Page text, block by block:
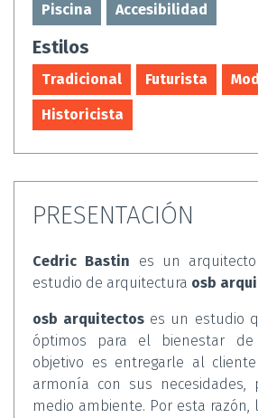
Piscina Accesibilidad
Estilos
Tradicional Futurista
Historicista
PRESENTACIÓN
Cedric Bastin es un
estudio de arquitectura osb
osb arquitectos es un estudio
óptimos para el bienestar
objetivo es entregarle al
armonía con sus necesidades,
medio ambiente. Por esta razón,